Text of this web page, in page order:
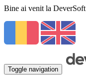
Bine ai venit la DeverSoft
Toggle navigation